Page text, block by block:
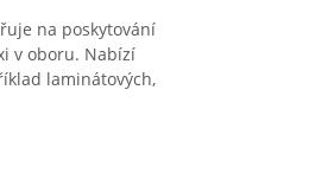
na poskytování
v oboru. Nabízí
laminátových,